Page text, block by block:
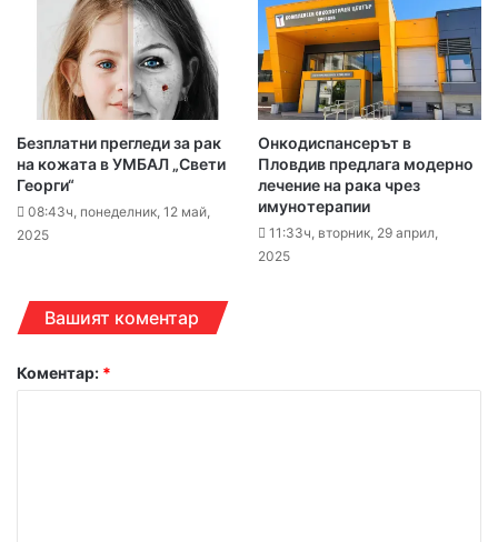
Безплатни прегледи за рак
на кожата в УМБАЛ „Свети
Георги“
08:43ч, понеделник, 12 май,
2025
Онкодиспансерът в
Пловдив предлага модерно
лечение на рака чрез
имунотерапии
11:33ч, вторник, 29 април,
2025
Вашият коментар
Коментар: *